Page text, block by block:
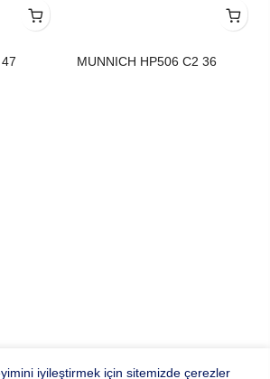
MUNNICH HP506 C2 36
NEXT
iyileştirmek için sitemizde çerezler